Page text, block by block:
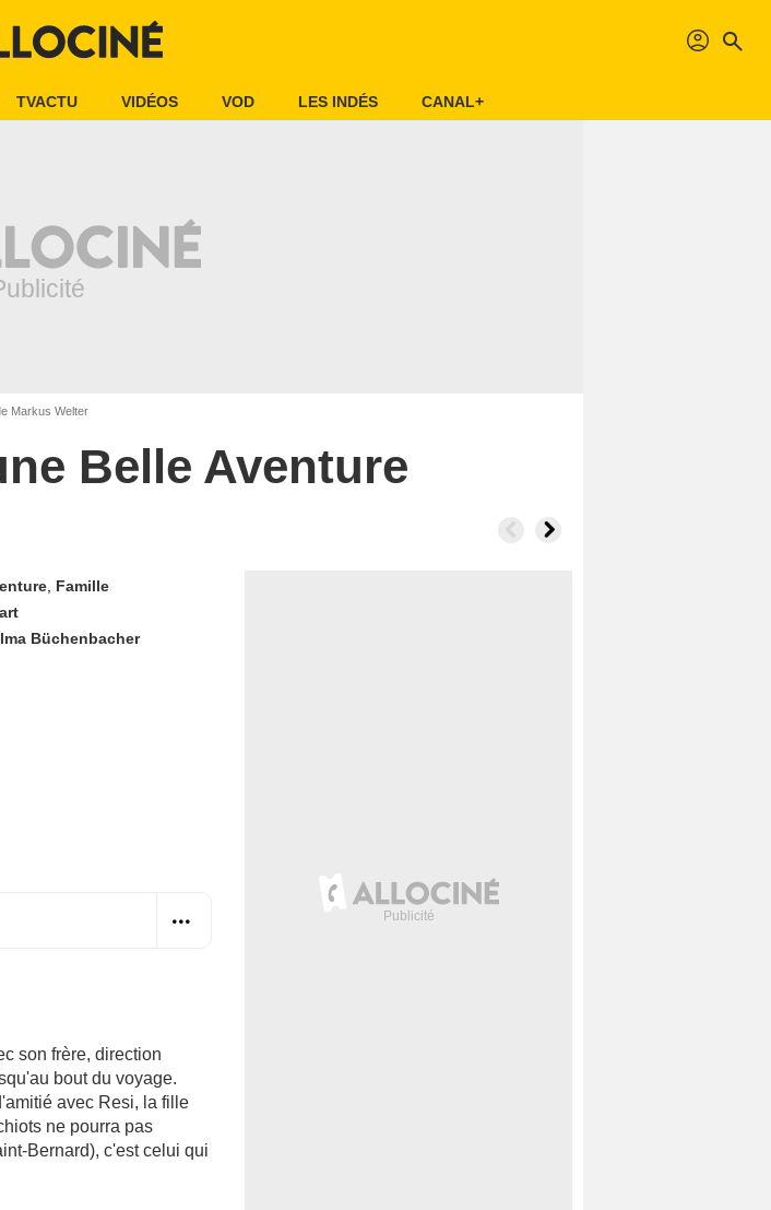
profil search
TVACTU VIDÉOS VOD LES INDÉS CANAL+
Markus Welter
Belle Aventure
Famille
Büchenbacher
son frère, direction
bout du voyage.
avec Resi, la fille
ne pourra pas
Bernard), c'est celui qui